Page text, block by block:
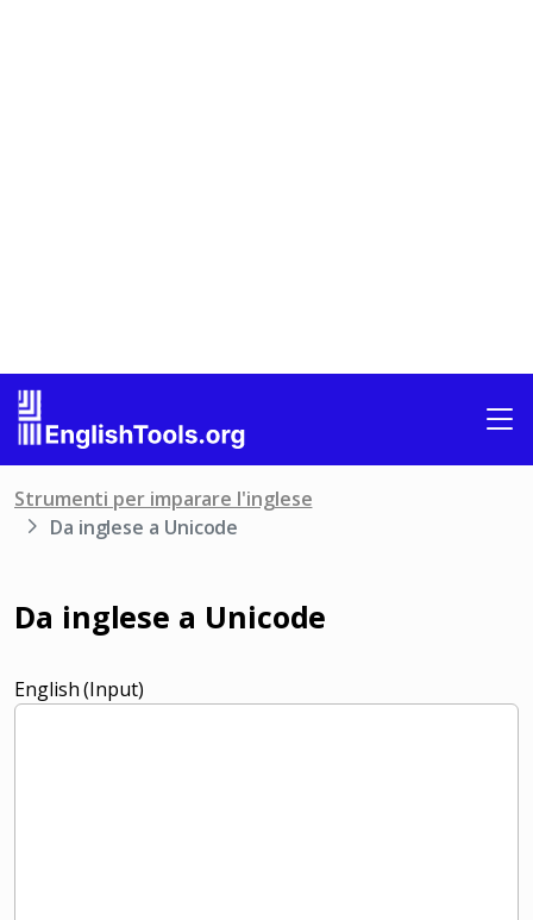
Strumenti per imparare l'inglese
Da inglese a Unicode
Da inglese a Unicode
English (Input)